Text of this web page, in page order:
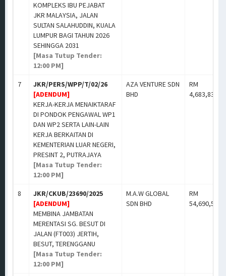
KOMPLEKS IBU PEJABAT
JKR MALAYSIA, JALAN
SULTAN SALAHUDDIN, KUALA
LUMPUR BAGI TAHUN 2026
SEHINGGA 2031
[Masa Tutup Tender:
12:00 PM]
7
JKR/PERS/WPP/T/02/26
[ADENDUM]
KERJA-KERJA MENAIKTARAF
DI PONDOK PENGAWAL WP1
DAN WP2 SERTA LAIN-LAIN
KERJA BERKAITAN DI
KEMENTERIAN LUAR NEGERI,
PRESINT 2, PUTRAJAYA
[Masa Tutup Tender:
12:00 PM]
AZA VENTURE SDN
BHD
RM
4,683,833.00
8
JKR/CKUB/23690/2025
[ADENDUM]
MEMBINA JAMBATAN
MERENTASI SG. BESUT DI
JALAN (FT003) JERTIH,
BESUT, TERENGGANU
[Masa Tutup Tender:
12:00 PM]
M.A.W GLOBAL
SDN BHD
RM